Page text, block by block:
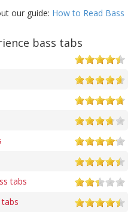
our guide: How to Read Bass
bass tabs
tabs